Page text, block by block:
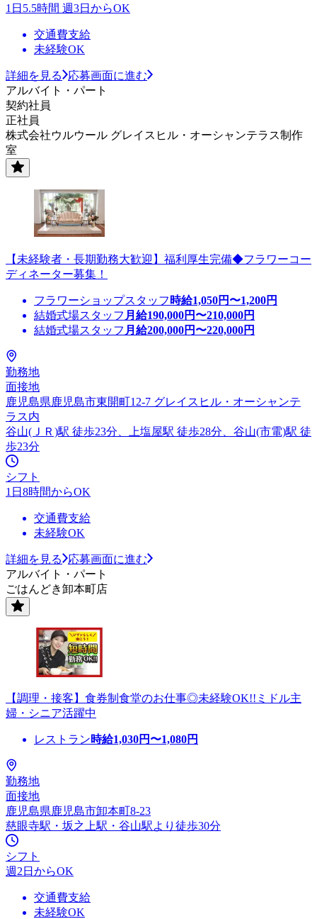
1日5.5時間 週3日からOK
交通費支給
未経験OK
詳細を見る
応募画面に進む
アルバイト・パート
契約社員
正社員
株式会社ウルウール グレイスヒル・オーシャンテラス制作
室
【未経験者・長期勤務大歓迎】福利厚生完備◆フラワーコー
ディネーター募集！
フラワーショップスタッフ 時給1,050円〜1,200円
結婚式場スタッフ 月給190,000円〜210,000円
結婚式場スタッフ 月給200,000円〜220,000円
勤務地
面接地
鹿児島県鹿児島市東開町12-7 グレイスヒル・オーシャンテ
ラス内
谷山(ＪＲ)駅 徒歩23分、上塩屋駅 徒歩28分、谷山(市電)駅 徒
歩23分
シフト
1日8時間からOK
交通費支給
未経験OK
詳細を見る
応募画面に進む
アルバイト・パート
ごはんどき卸本町店
【調理・接客】食券制食堂のお仕事◎未経験OK!!ミドル主
婦・シニア活躍中
レストラン時給1,030円〜1,080円
勤務地
面接地
鹿児島県鹿児島市卸本町8-23
慈眼寺駅・坂之上駅・谷山駅より徒歩30分
シフト
週2日からOK
交通費支給
未経験OK